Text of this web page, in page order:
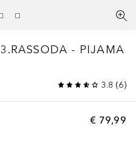
3.RASSODA - PIJAMA
3.8 (6)
€ 79,99